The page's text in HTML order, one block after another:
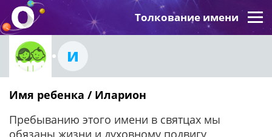
Толкование имени
И
Имя ребенка / Иларион
Пребыванию этого имени в святцах мы
обязаны жизни и духовному подвигу